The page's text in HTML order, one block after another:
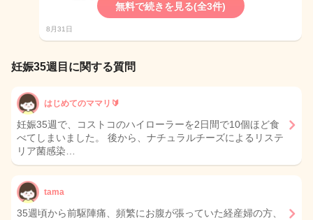
無料で続きを見る(全3件)
8月31日
妊娠35週目に関する質問
はじめてのママリ🔰
妊娠35週で、コストコのハイローラーを2日間で10個ほど食
べてしまいました。 後から、ナチュラルチーズによるリステ
リア菌感染…
tama
35週頃から前駆陣痛、頻繁にお腹が張っていた経産婦の方、